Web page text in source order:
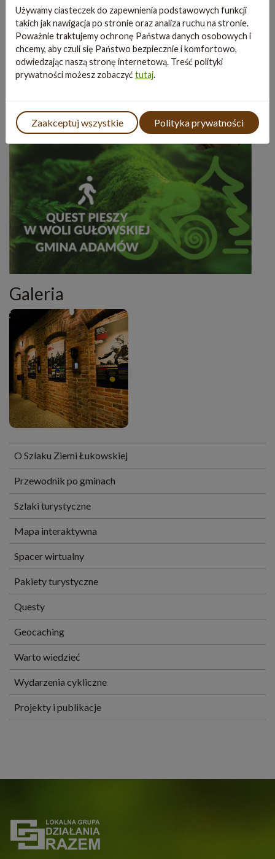
Używamy ciasteczek do zapewnienia podstawowych funkcji
takich jak nawigacja po stronie oraz analiza ruchu na stronie.
Poważnie traktujemy ochronę Państwa danych osobowych i
chcemy, aby czuli się Państwo bezpiecznie i komfortowo,
odwiedzając naszą stronę internetową. Treść polityki
prywatności możesz zobaczyćtutaj.
Zaakceptuj wszystkie Polityka prywatności
Galeria
O Szlaku Ziemi Łukowskiej
Przewodnik po gminach
Szlaki turystyczne
Mapa interaktywna
Spacer wirtualny
Pakiety turystyczne
Questy
Geocaching
Warto wiedzieć
Wydarzenia cykliczne
Projekty i publikacje